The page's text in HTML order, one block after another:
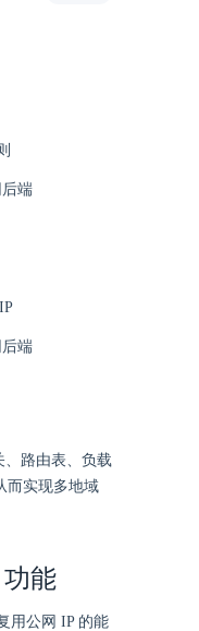
端
端
、路由表、负载
而实现多地域
功能
用公网 IP 的能